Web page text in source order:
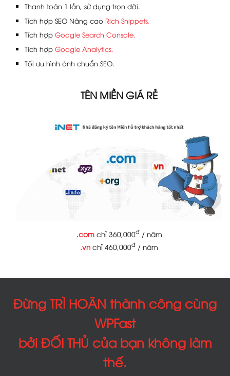
Thanh toán 1 lần, sử dụng trọn đời.
Tích hợp SEO Nâng cao Rich Snippets.
Tích hợp Google Search Console.
Tích hợp Google Analytics.
Tối ưu hình ảnh chuẩn SEO.
TÊN MIỀN GIÁ RẺ
.comchỉ 360,000đ/ năm
.vn chỉ 460,000đ / năm
Đừng TRÌ HOÃN thành công cùng
WPFast
bởi ĐỐI THỦ của bạn không làm
thế.